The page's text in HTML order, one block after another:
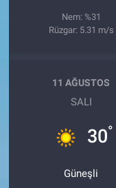
Nem: %31
Rüzgar: 5.31 m/s
11 AĞUSTOS
SALI
30°
Güneşli